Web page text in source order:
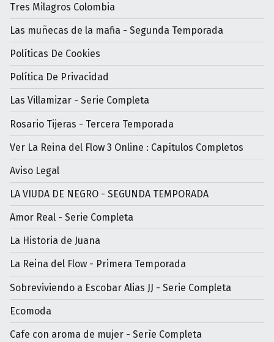
Tres Milagros Colombia
Las muñecas de la mafia - Segunda Temporada
Políticas De Cookies
Política De Privacidad
Las Villamizar - Serie Completa
Rosario Tijeras - Tercera Temporada
Ver La Reina del Flow 3 Online : Capítulos Completos
Aviso Legal
LA VIUDA DE NEGRO - SEGUNDA TEMPORADA
Amor Real - Serie Completa
La Historia de Juana
La Reina del Flow - Primera Temporada
Sobreviviendo a Escobar Alias JJ - Serie Completa
Ecomoda
Cafe con aroma de mujer - Serìe Completa